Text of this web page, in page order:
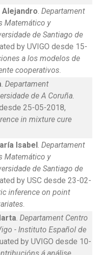
Alejandro. Departament
Matemático y
de Santiago de
by UVIGO desde 15-
a los modelos de
cooperativos.
. Departament
de A Coruña.
25-05-2018,
in mixture cure
Isabel. Departament
Matemático y
de Santiago de
by USC desde 23-02-
inference on point
.
. Departament Centro
- Instituto Español de
by UVIGO desde 10-